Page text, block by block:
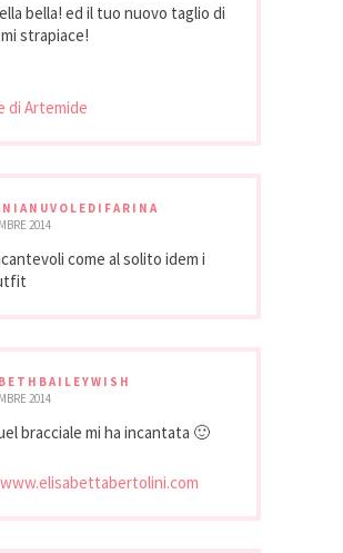
bella! ed il tuo nuovo taglio di
strapiace!
di Artemide
2014
come al solito idem i
2014
bracciale mi ha incantata 🙂